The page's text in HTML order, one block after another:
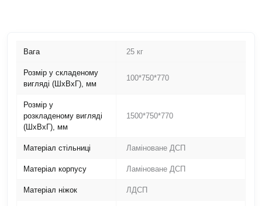
Вага 25 кг
Розмір у складеному
вигляді (ШxВxГ), мм
100*750*770
Розмір у
розкладеному вигляді
(ШxВxГ), мм
1500*750*770
Матеріал стільниці Ламіноване ДСП
Матеріал корпусу Ламіноване ДСП
Матеріал ніжок ЛДСП